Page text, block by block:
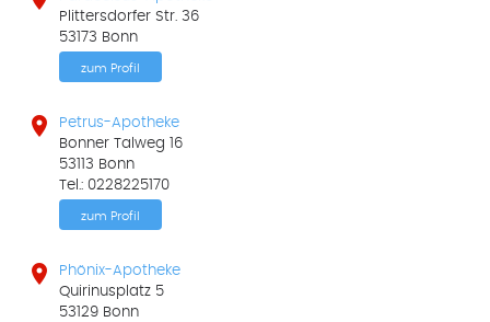
Plittersdorfer Str. 36
53173 Bonn
zum Profil

Petrus-Apotheke
Bonner Talweg 16
53113 Bonn
Tel.: 0228225170
zum Profil

Phönix-Apotheke
Quirinusplatz 5
53129 Bonn